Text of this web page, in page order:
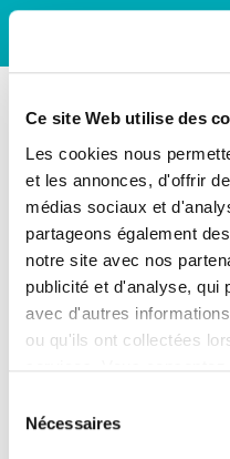
Ce site Web utilise des
Les cookies nous
et les annonces, d'offrir
médias sociaux et
partageons également
notre site avec nos
publicité et d'analyse, qui
avec d'autres
ou qu'ils ont collectées
Nécessaires